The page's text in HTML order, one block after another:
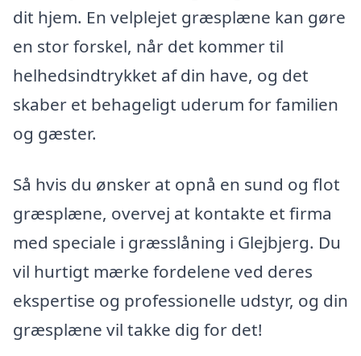
dit hjem. En velplejet græsplæne kan gøre
en stor forskel, når det kommer til
helhedsindtrykket af din have, og det
skaber et behageligt uderum for familien
og gæster.
Så hvis du ønsker at opnå en sund og flot
græsplæne, overvej at kontakte et firma
med speciale i græsslåning i Glejbjerg. Du
vil hurtigt mærke fordelene ved deres
ekspertise og professionelle udstyr, og din
græsplæne vil takke dig for det!